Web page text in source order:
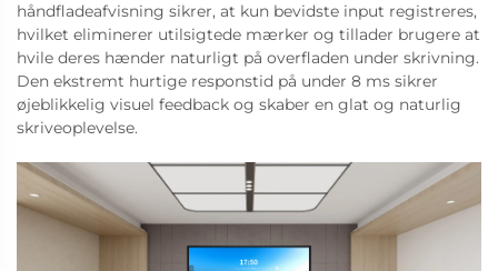
håndfladeafvisning sikrer, at kun bevidste input registreres,
hvilket eliminerer utilsigtede mærker og tillader brugere at
hvile deres hænder naturligt på overfladen under skrivning.
Den ekstremt hurtige responstid på under 8 ms sikrer
øjeblikkelig visuel feedback og skaber en glat og naturlig
skriveoplevelse.